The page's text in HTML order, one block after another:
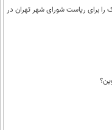
برای ریاست شورای شهر تهران در